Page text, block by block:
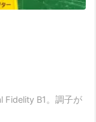
Fidelity B1。調子が